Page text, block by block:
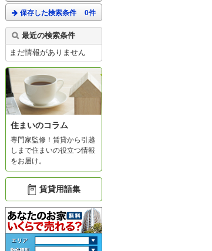
保存した検索条件 0件
最近の検索条件
まだ情報がありません
住まいのコラム
専門家監修！賃貸から引越
しまで住まいの役立つ情報
をお届け。
賃貸用語集